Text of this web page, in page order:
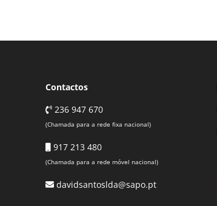
Contactos
236 947 670
(Chamada para a rede fixa nacional)
917 213 480
(Chamada para a rede móvel nacional)
davidsantoslda@sapo.pt